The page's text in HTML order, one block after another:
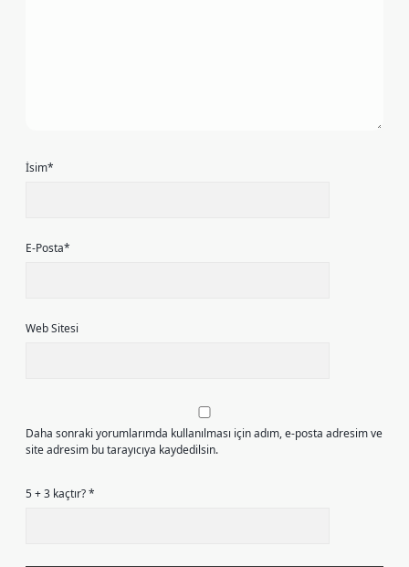
İsim*
E-Posta*
Web Sitesi
Daha sonraki yorumlarımda kullanılması için adım, e-posta adresim ve
site adresim bu tarayıcıya kaydedilsin.
5 + 3 kaçtır?*